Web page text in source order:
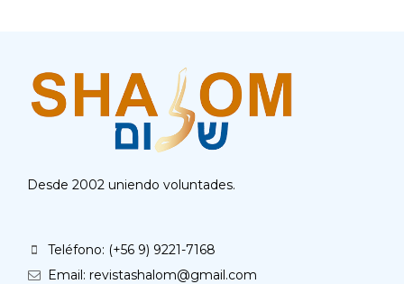
Desde 2002 uniendo voluntades.
Teléfono: (+56 9) 9221-7168
Email: revistashalom@gmail.com